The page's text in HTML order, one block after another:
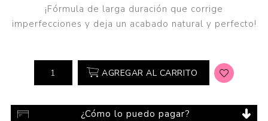
¡Fórmula de larga duración que corrige
imperfecciones y deja un acabado natural y perfecto!
AGREGAR AL CARRITO
¿Cómo lo puedo pagar?